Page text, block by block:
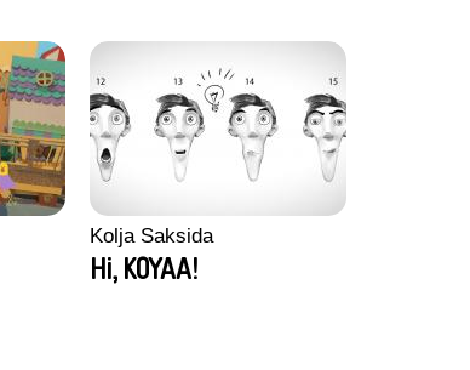
Kolja Saksida
Hi, KOYAA!